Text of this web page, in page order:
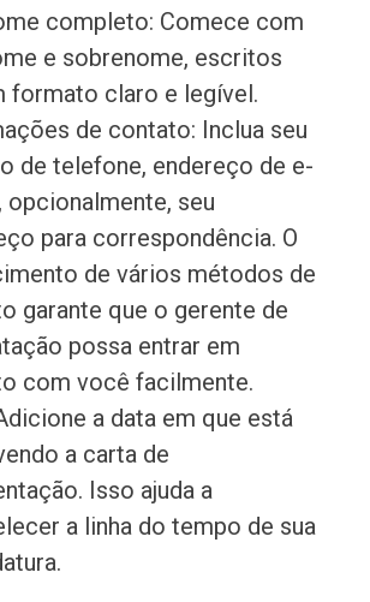
completo: Comece com
e sobrenome, escritos
formato claro e legível.
de contato: Inclua seu
de telefone, endereço de e-
opcionalmente, seu
para correspondência. O
de vários métodos de
garante que o gerente de
possa entrar em
com você facilmente.
a data em que está
a carta de
Isso ajuda a
a linha do tempo de sua